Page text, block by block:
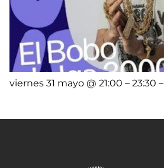
viernes 31 mayo @ 21:00 – 23:30 –